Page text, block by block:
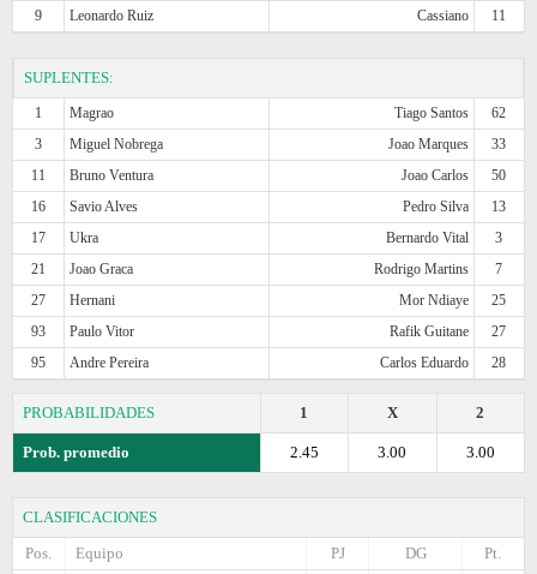
9
Leonardo Ruiz Cassiano 11
SUPLENTES:
1 Magrao Tiago Santos
62
3
Miguel Nobrega Joao Marques
33
11
Bruno Ventura Joao Carlos
50
16
Savio Alves Pedro Silva
13
17
Ukra Bernardo Vital
3
21
Joao Graca Rodrigo Martins
7
27
Hernani Mor Ndiaye
25
93
Paulo Vitor Rafik Guitane
27
95
Andre Pereira Carlos Eduardo 28
PROBABILIDADES 2
X
1
Prob. promedio 3.00
3.00
2.45
CLASIFICACIONES
Pos.
Equipo Pt.
DG
PJ